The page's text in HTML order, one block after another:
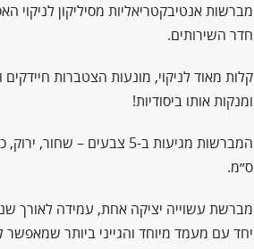
מברשות אנטיבקטריאליות מסיליקון
חדר השירותים.
קלות מאוד לניקוי, מונעות הצטברות
ומנקות אותו ביסודיות!
ס״מ.
מברשת עשוייה יציקה אחת, עמידה לאורך
יחד עם מעמד מיוחד והגייני ביותר